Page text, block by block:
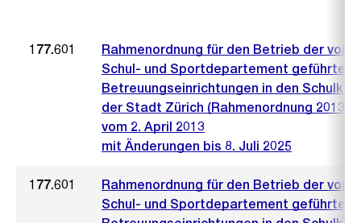
177.601
Rahmenordnung für den Betrieb der vom
Schul- und Sportdepartement geführten
Betreuungseinrichtungen in den
der Stadt Zürich (Rahmenordnung 2013)
vom 2. April 2013
mit Änderungen bis 8. Juli 2025
177.601
Rahmenordnung für den Betrieb der vom
Schul- und Sportdepartement geführten